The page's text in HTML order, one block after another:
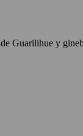
Guarilihue y